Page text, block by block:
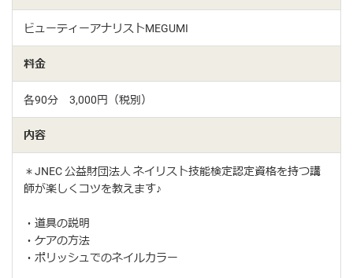
ビューティーアナリストMEGUMI
料金
各90分 3,000円（税別）
内容
＊JNEC 公益財団法人 ネイリスト技能検定認定資格を持つ講
師が楽しくコツを教えます♪
・道具の説明
・ケアの方法
・ポリッシュでのネイルカラー